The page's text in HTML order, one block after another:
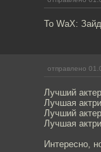
To WaX:
отправлено
Лучший
Лучшая
Лучший
Лучшая
Интересно,